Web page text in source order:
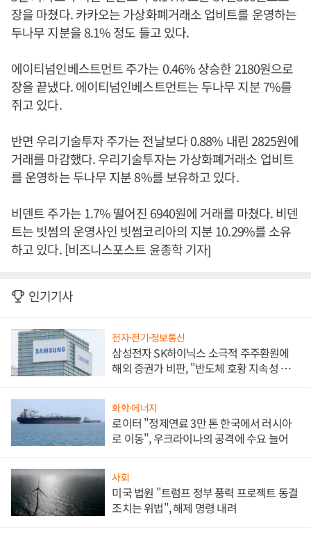
장을 마쳤다. 카카오는 가상화폐거래소 업비트를 운영하는
두나무 지분을 8.1% 정도 들고 있다.
에이티넘인베스트먼트 주가는 0.46% 상승한 2180원으로
장을 끝냈다. 에이티넘인베스트먼트는 두나무 지분 7%를
쥐고 있다.
반면 우리기술투자 주가는 전날보다 0.88% 내린 2825원에
거래를 마감했다. 우리기술투자는 가상화폐거래소 업비트
를 운영하는 두나무 지분 8%를 보유하고 있다.
비덴트 주가는 1.7% 떨어진 6940원에 거래를 마쳤다. 비덴
트는 빗썸의 운영사인 빗썸코리아의 지분 10.29%를 소유
하고 있다. [비즈니스포스트 윤종학 기자]
인기기사
전자·전기·정보통신
삼성전자 SK하이닉스 소극적 주주환원에
해외 증권가 비판, "반도체 호황 지속성 의
화학·에너지
로이터 "정제연료 3만 톤 한국에서 러시아
로 이동", 우크라이나의 공격에 수요 늘어
사회
미국 법원 "트럼프 정부 풍력 프로젝트 동결
조치는 위법", 해제 명령 내려